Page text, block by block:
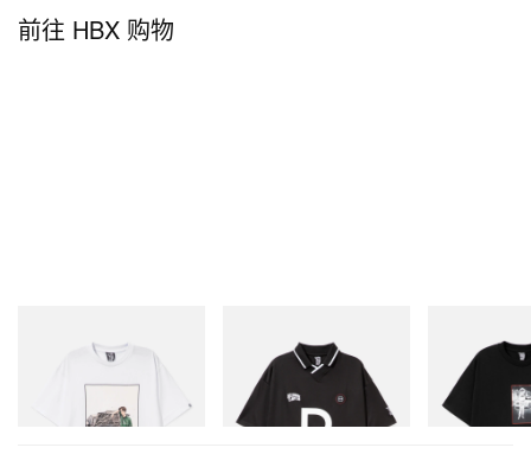
首次合作单曲《Sex God》（feat. Pusha T）。走上
伸展台的 Pusha T 与 BamBam，从音乐人瞬间变身
前往 HBX 购物
Billionaire Boys Club X Initial
D Cotton T-Shirt 2
Billionaire Boys Club X Initial
D Game Shirt
立刻购入
BILLIONAIRE
INITIAL D
立刻购入